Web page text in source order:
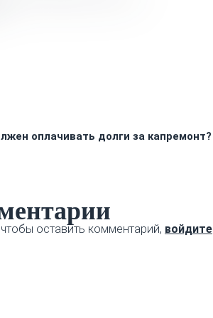
оплачивать долги за капремонт?
оставить комментарий, войдите